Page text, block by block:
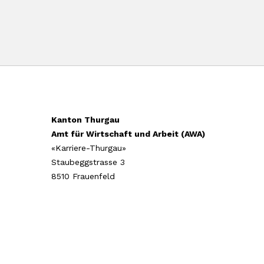
Kanton Thurgau
Amt für Wirtschaft und Arbeit (AWA)
«Karriere-Thurgau»
Staubeggstrasse 3
8510 Frauenfeld